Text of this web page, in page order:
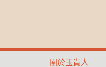
關於玉貴人